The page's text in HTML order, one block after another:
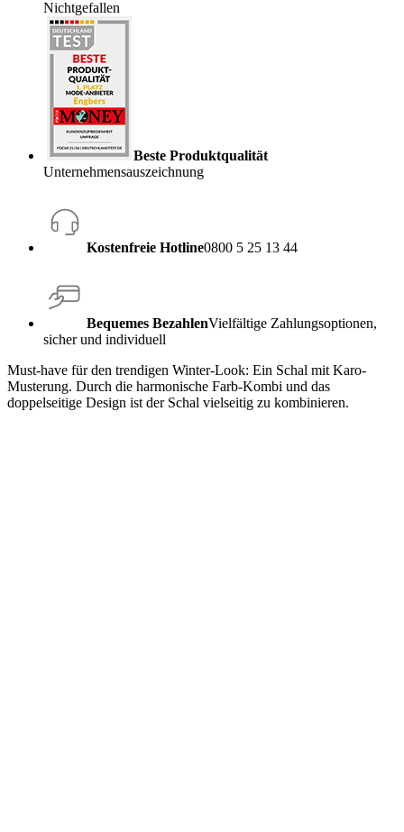
Nichtgefallen
Beste Produktqualität
Unternehmensauszeichnung
Kostenfreie Hotline0800 5 25 13 44
Bequemes BezahlenVielfältige Zahlungsoptionen,
sicher und individuell
Must-have für den trendigen Winter-Look: Ein Schal mit Karo-
Musterung. Durch die harmonische Farb-Kombi und das
doppelseitige Design ist der Schal vielseitig zu kombinieren.